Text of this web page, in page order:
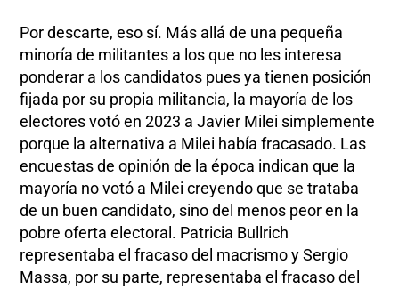
Por descarte, eso sí. Más allá de una pequeña
minoría de militantes a los que no les interesa
ponderar a los candidatos pues ya tienen posición
fijada por su propia militancia, la mayoría de los
electores votó en 2023 a Javier Milei simplemente
porque la alternativa a Milei había fracasado. Las
encuestas de opinión de la época indican que la
mayoría no votó a Milei creyendo que se trataba
de un buen candidato, sino del menos peor en la
pobre oferta electoral. Patricia Bullrich
representaba el fracaso del macrismo y Sergio
Massa, por su parte, representaba el fracaso del